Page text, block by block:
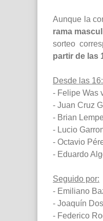
Aunque la
rama
sorteo
partir de las
Desde las
- Felipe Was
- Juan Cruz
- Brian
- Lucio
- Octavio
- Eduardo
Seguido por:
- Emiliano
- Joaquín
- Federico